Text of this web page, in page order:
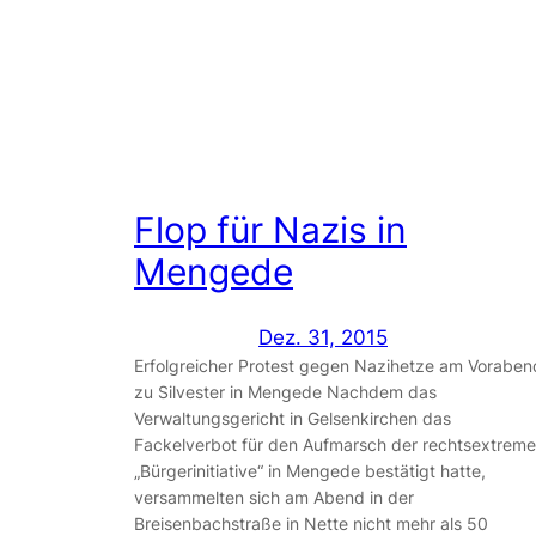
Flop für Nazis in
Mengede
Dez. 31, 2015
Erfolgreicher Protest gegen Nazihetze am
zu Silvester in Mengede Nachdem das
Verwaltungsgericht in Gelsenkirchen das
Fackelverbot für den Aufmarsch der
„Bürgerinitiative“ in Mengede bestätigt hatte,
versammelten sich am Abend in der
Breisenbachstraße in Nette nicht mehr als 50